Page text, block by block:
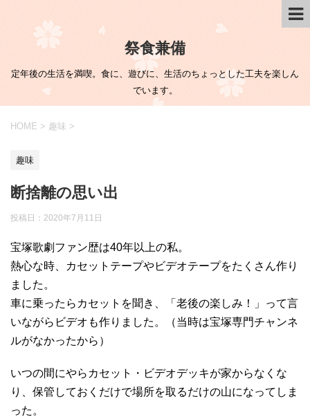
祭食兼備
定年後の生活を満喫。食に、遊びに、生活のちょっとした工夫を楽しん
でいます。
HOME > 趣味 >
趣味
断捨離の思い出
投稿日： 2020年7月11日
宝塚歌劇ファン歴は40年以上の私。
熱心な時、カセットテープやビデオテープをたくさん作り
ました。
車に乗ったらカセットを聞き、「老後の楽しみ！」って言
いながらビデオも作りました。（当時は宝塚専門チャンネ
ルがなかったから）
いつの間にやらカセット・ビデオデッキが家からなくな
り、保管しておくだけで場所を取るだけの山になってしま
った。